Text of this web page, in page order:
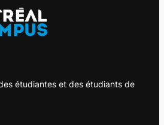
étudiantes et des étudiants de